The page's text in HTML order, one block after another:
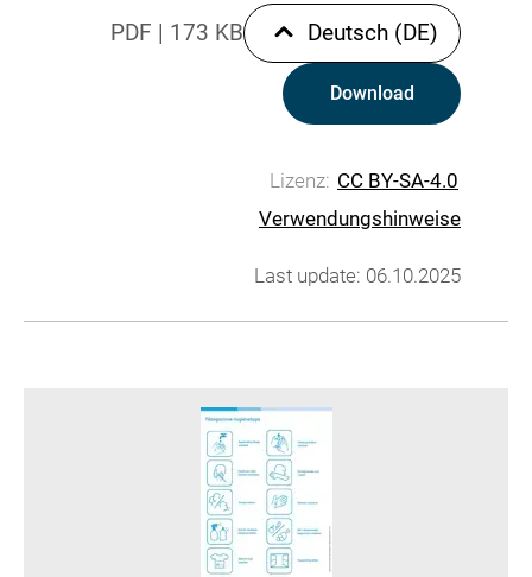
Deutsch (DE)
PDF | 173 KB
Download
Lizenz: CC BY-SA-4.0
Verwendungshinweise
Last update: 06.10.2025